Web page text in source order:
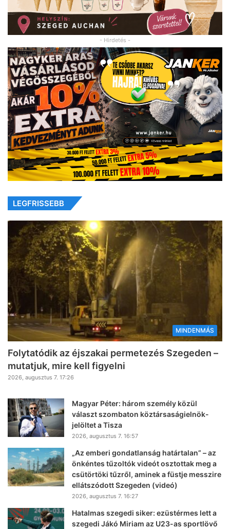
- Hirdetés -
LEGFRISSEBB
MINDENMÁS
Folytatódik az éjszakai permetezés Szegeden –
mutatjuk, mire kell figyelni
2026, augusztus 7. 17:26
Magyar Péter: három személy közül
választ szombaton köztársaságielnök-
jelöltet a Tisza
2026, augusztus 7. 16:57
„Az emberi gondatlanság határtalan” – az
önkéntes tűzoltók videót osztottak meg a
csütörtöki tűzről, aminek a füstje messzire
ellátszódott Szegeden (videó)
2026, augusztus 7. 16:27
Hatalmas szegedi siker: ezüstérmes lett a
szegedi Jákó Miriam az U23-as sportlövő